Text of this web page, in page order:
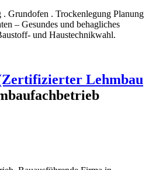
. Grundofen . Trockenlegung Planung
– Gesundes und behagliches
und Haustechnikwahl.
Lehmbau